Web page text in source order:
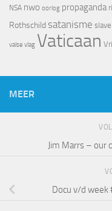
NSA nwo oorlog propaganda
Rothschild satanisme
valse vlag Vaticaan
MEER
Jim Marrs – our
Docu v/d week